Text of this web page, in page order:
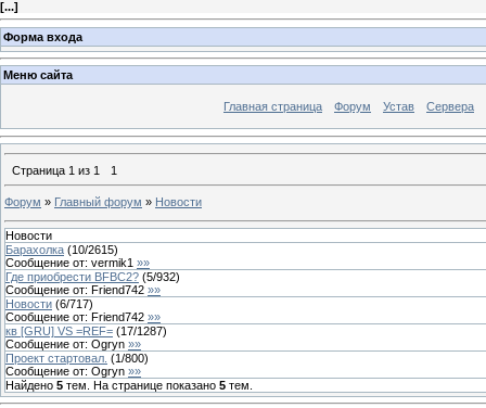
[...]
Форма входа
Меню сайта
Главная страница Форум Устав Сервера
Страница 1 из 1 1
Форум » Главный форум » Новости
Новости
Барахолка (10/2615)
Сообщение от: vermik1 »»
Где приобрести BFBC2? (5/932)
Сообщение от: Friend742 »»
Новости (6/717)
Сообщение от: Friend742 »»
кв [GRU] VS =REF= (17/1287)
Сообщение от: Ogryn »»
Проект стартовал. (1/800)
Сообщение от: Ogryn »»
Найдено 5 тем. На странице показано 5 тем.